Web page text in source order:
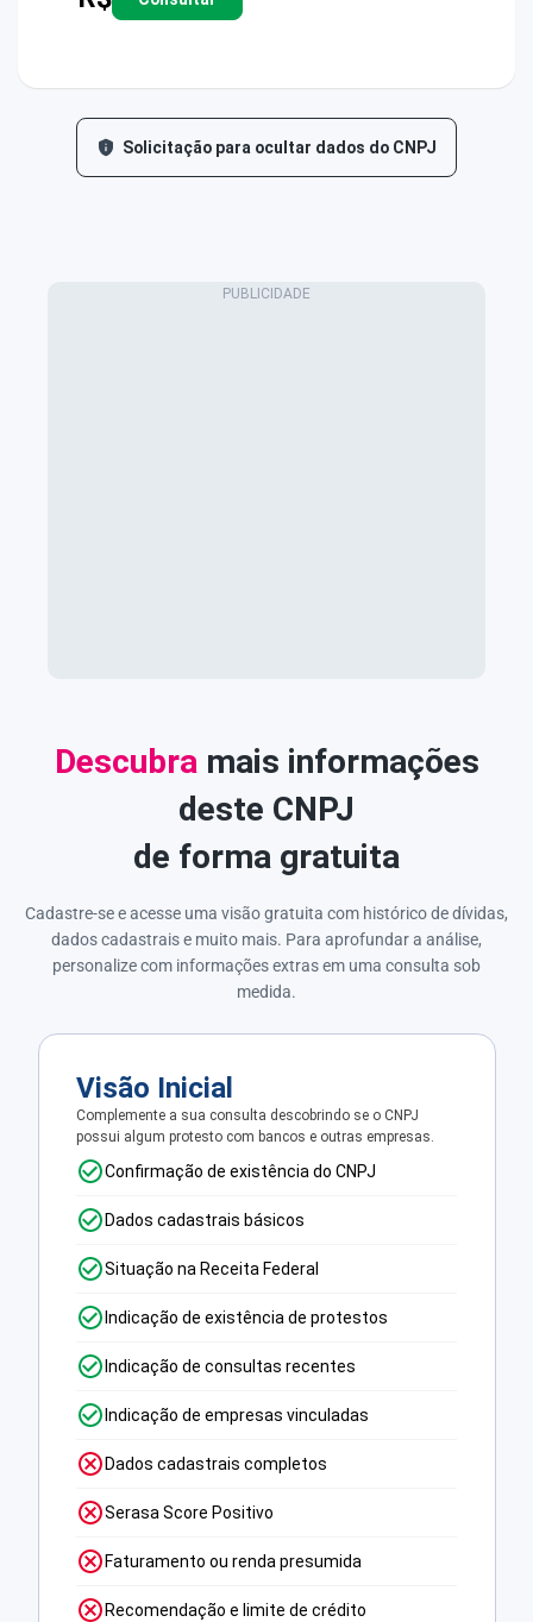
Solicitação para ocultar dados do CNPJ
Descubra mais informações
deste CNPJ
de forma gratuita
Cadastre-se e acesse uma visão gratuita com histórico de dívidas,
dados cadastrais e muito mais. Para aprofundar a análise,
personalize com informações extras em uma consulta sob
medida.
Visão Inicial
Complemente a sua consulta descobrindo se o CNPJ
possui algum protesto com bancos e outras empresas.
Confirmação de existência do CNPJ
Dados cadastrais básicos
Situação na Receita Federal
Indicação de existência de protestos
Indicação de consultas recentes
Indicação de empresas vinculadas
Dados cadastrais completos
Serasa Score Positivo
Faturamento ou renda presumida
Recomendação e limite de crédito